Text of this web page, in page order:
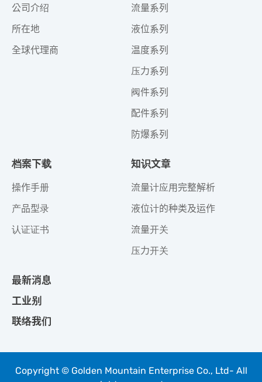
公司介绍
所在地
全球代理商
流量系列
液位系列
温度系列
压力系列
阀件系列
配件系列
防爆系列
档案下载
操作手册
产品型录
认证证书
知识文章
流量计应用完整解析
液位计的种类及运作
流量开关
压力开关
最新消息
工业别
联络我们
Copyright © Golden Mountain Enterprise Co., Ltd- All